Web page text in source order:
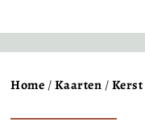
Home/Kaarten/Kerst